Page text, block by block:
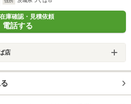
庫確認・見積依頼
電話する
店